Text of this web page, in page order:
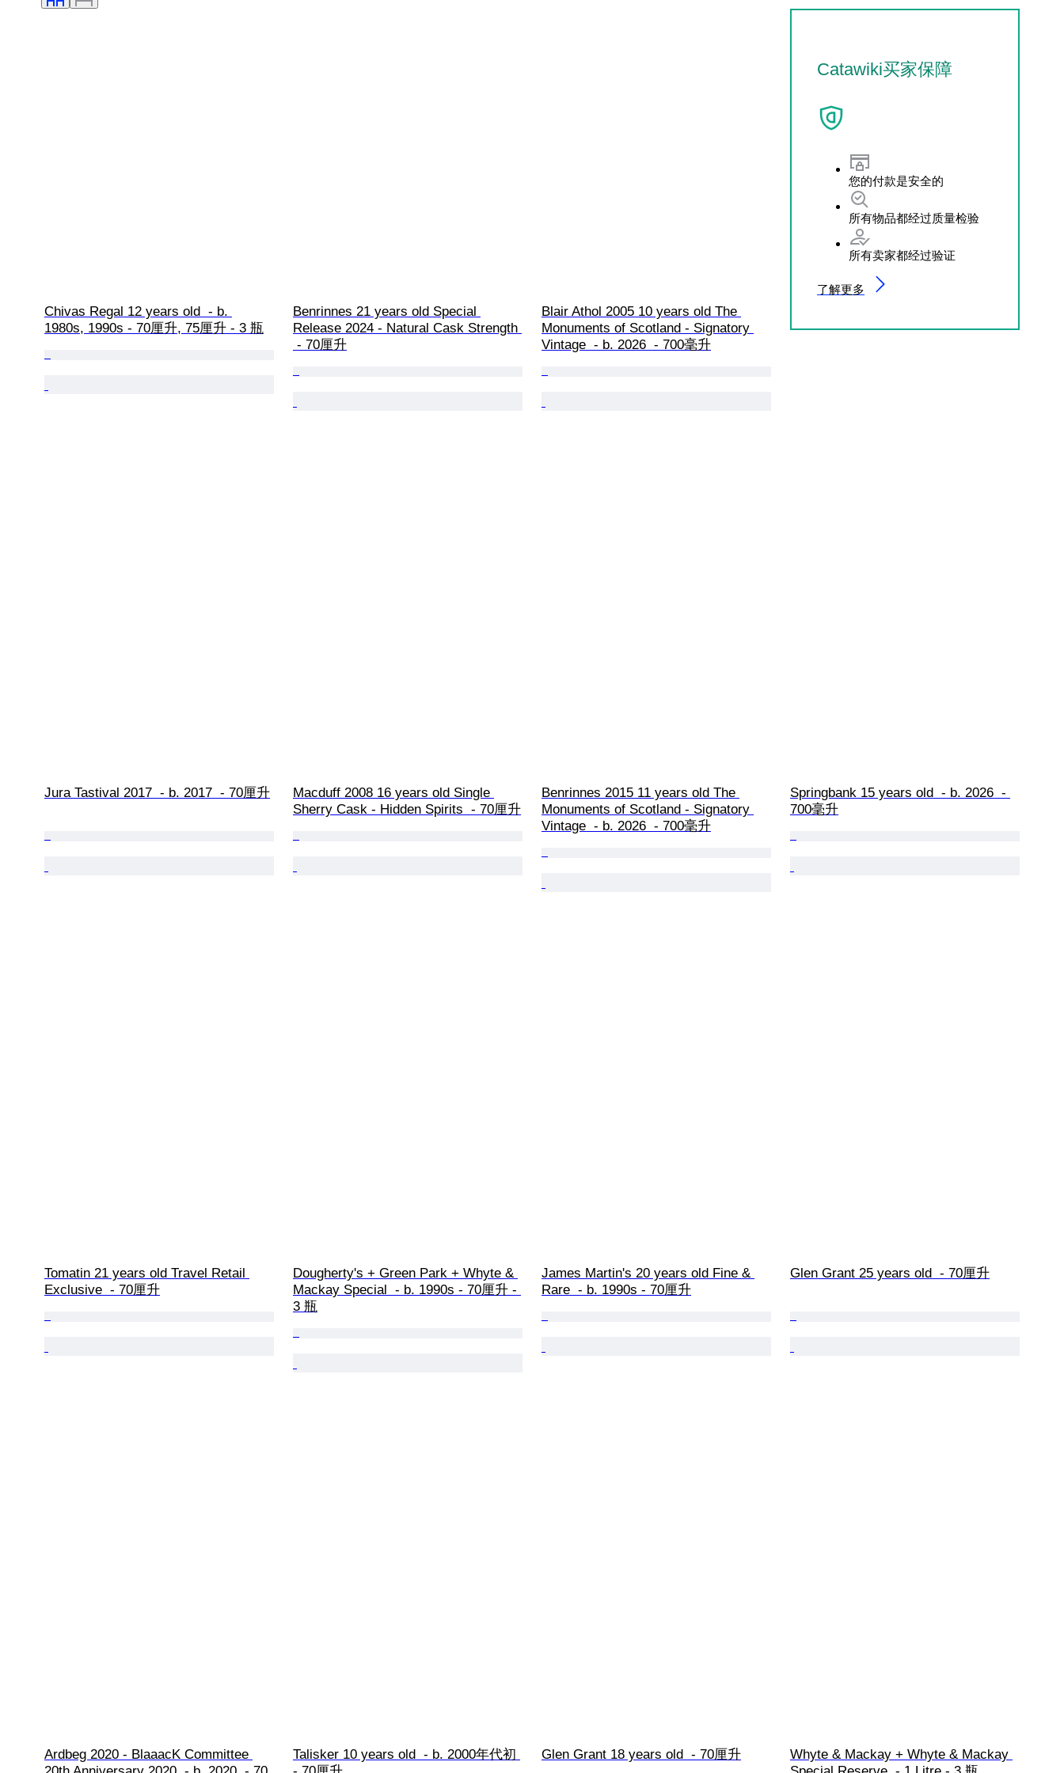
Catawiki买家保障
您的付款是安全的
所有物品都经过质量检验
所有卖家都经过验证
了解更多
Chivas Regal 12 years old  - b.
1980s, 1990s - 70厘升, 75厘升 - 3 瓶
Benrinnes 21 years old Special
Release 2024 - Natural Cask Strength
- 70厘升
Blair Athol 2005 10 years old The
Monuments of Scotland - Signatory
Vintage  - b. 2026  - 700毫升
Jura Tastival 2017  - b. 2017  - 70厘升
Macduff 2008 16 years old Single
Sherry Cask - Hidden Spirits  - 70厘升
Benrinnes 2015 11 years old The
Monuments of Scotland - Signatory
Vintage  - b. 2026  - 700毫升
Springbank 15 years old  - b. 2026  -
700毫升
Tomatin 21 years old Travel Retail
Exclusive  - 70厘升
Dougherty's + Green Park + Whyte &
Mackay Special  - b. 1990s - 70厘升 -
3 瓶
James Martin's 20 years old Fine &
Rare  - b. 1990s - 70厘升
Glen Grant 25 years old  - 70厘升
Ardbeg 2020 - BlaaacK Committee
Talisker 10 years old  - b. 2000年代初
Glen Grant 18 years old  - 70厘升
Whyte & Mackay + Whyte & Mackay